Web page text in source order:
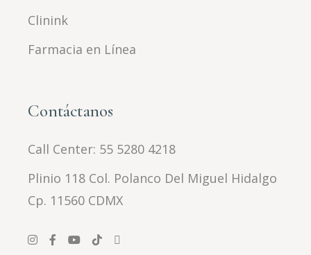
Clinink
Farmacia en Línea
Contáctanos
Call Center: 55 5280 4218
Plinio 118 Col. Polanco Del Miguel Hidalgo
Cp. 11560 CDMX